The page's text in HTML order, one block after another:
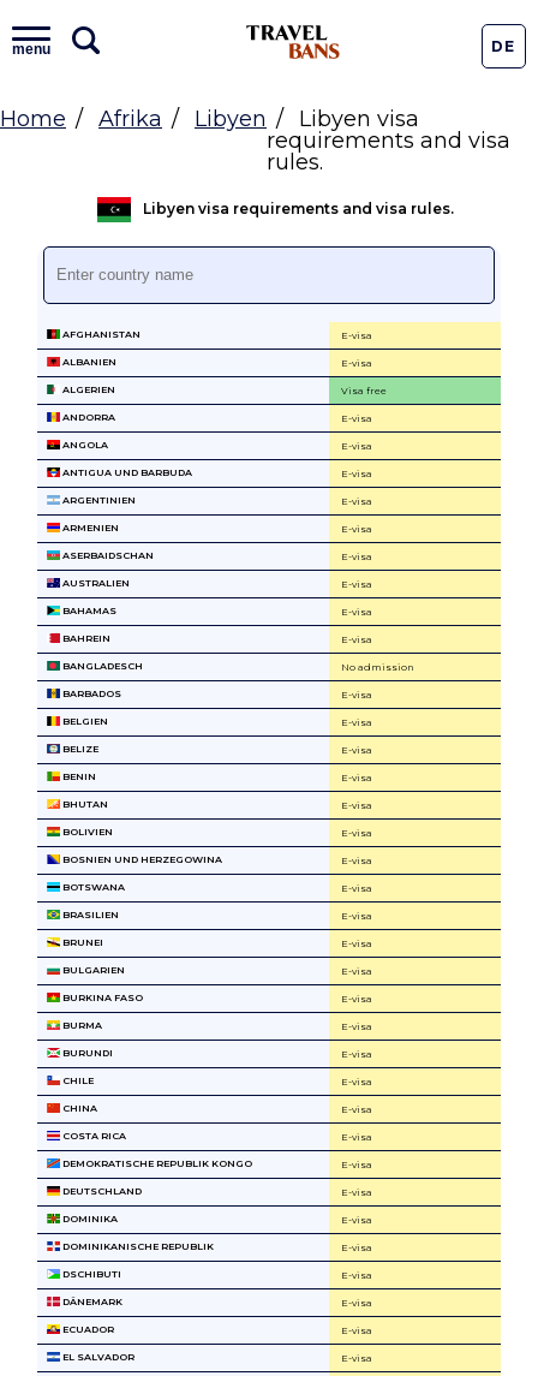
menu DE
Home Afrika Libyen
Libyen visa
requirements and visa
rules.
Libyen visa requirements and visa rules.
AFGHANISTAN E-visa
ALBANIEN E-visa
ALGERIEN Visa free
ANDORRA E-visa
ANGOLA E-visa
ANTIGUA UND BARBUDA E-visa
ARGENTINIEN E-visa
ARMENIEN E-visa
ASERBAIDSCHAN E-visa
AUSTRALIEN E-visa
BAHAMAS E-visa
BAHREIN E-visa
BANGLADESCH No admission
BARBADOS E-visa
BELGIEN E-visa
BELIZE E-visa
BENIN E-visa
BHUTAN E-visa
BOLIVIEN E-visa
BOSNIEN UND HERZEGOWINA E-visa
BOTSWANA E-visa
BRASILIEN E-visa
BRUNEI E-visa
BULGARIEN E-visa
BURKINA FASO E-visa
BURMA E-visa
BURUNDI E-visa
CHILE E-visa
CHINA E-visa
COSTA RICA E-visa
DEMOKRATISCHE REPUBLIK KONGO E-visa
DEUTSCHLAND E-visa
DOMINIKA E-visa
DOMINIKANISCHE REPUBLIK E-visa
DSCHIBUTI E-visa
DÄNEMARK E-visa
ECUADOR E-visa
EL SALVADOR E-visa